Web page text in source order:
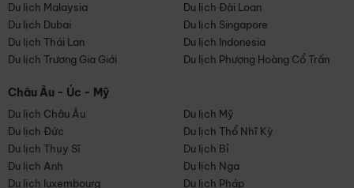
Du lịch Malaysia
Du lịch Đài Loan
Du lịch Dubai
Du lịch Singapore
Du lịch Thái Lan
Du lịch Indonesia
Du lịch Trương Gia Giới
Du lịch Phượng Hoàng Cổ Trấn
Châu Âu - Úc - Mỹ
Du lịch Châu Âu
Du lịch Mỹ
Du lịch Đức
Du lịch Thổ Nhĩ Kỳ
Du lịch Thụy Sĩ
Du lịch Bỉ
Du lịch Anh
Du lịch Nga
Du lịch luxembourg
Du lịch Pháp